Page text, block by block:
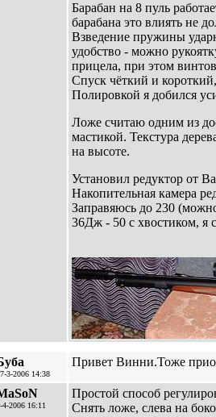
Барабан на 8 пуль
барабана это влиять не
Взведение пружины
удобство - можно
прицела, при этом
Спуск чёткий и
Полировкой я добился
Ложе считаю одним из
мастикой. Текстура
на высоте.
Установил редуктор от
Накопительная камера
Заправяюсь до 230
36Дж - 50 с хвостиком, я
3-2006 14:38
Привет Винни.Тоже
4-2006 16:11
Простой способ
Снять ложе, слева на